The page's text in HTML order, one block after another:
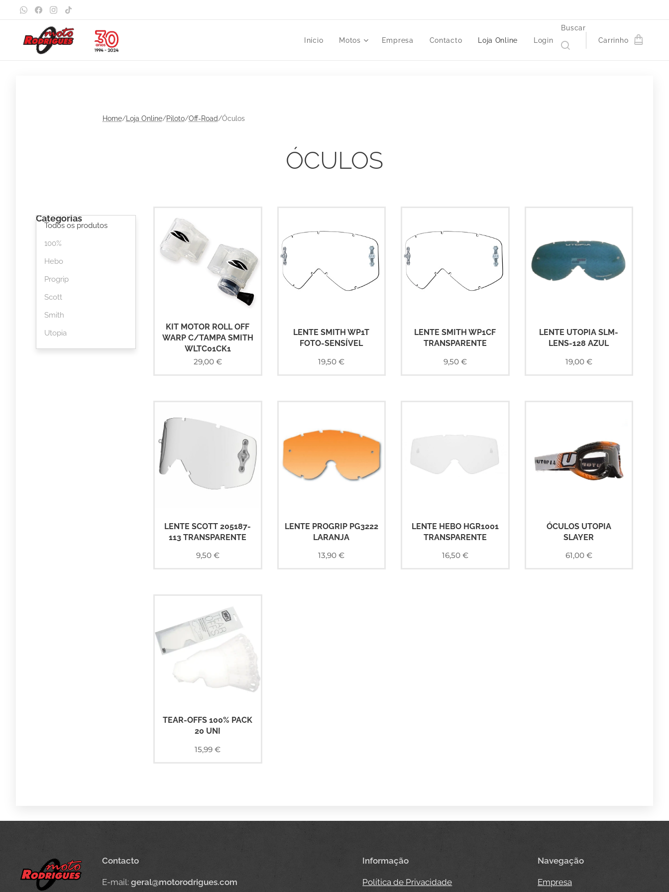
Início Motos Empresa Contacto Loja Online Login
Buscar
Carrinho
Home/Loja Online/Piloto/Off-Road/Óculos
ÓCULOS
Categorias
Todos os produtos
100%
Hebo
Progrip
Scott
Smith
Utopia
KIT MOTOR ROLL OFF
WARP C/TAMPA SMITH
WLTC01CK1
29,00€
LENTE SMITH WP1T
FOTO-SENSÍVEL
19,50 €
LENTE SMITH WP1CF
TRANSPARENTE
9,50€
LENTE UTOPIA SLM-
LENS-128 AZUL
19,00€
LENTE SCOTT 205187-
113 TRANSPARENTE
9,50€
LENTE PROGRIP PG3222
LARANJA
13,90 €
LENTE HEBO HGR1001
TRANSPARENTE
16,50€
ÓCULOS UTOPIA
SLAYER
61,00€
TEAR-OFFS 100% PACK
20 UNI
15,99 €
Contacto
E-mail: geral@motorodrigues.com
Informação
Política de Privacidade
Navegação
Empresa